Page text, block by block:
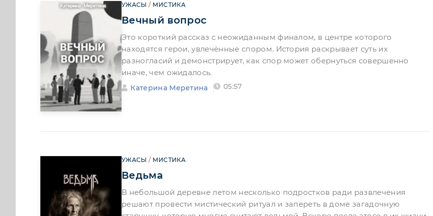
УЖАСЫ / МИСТИКА
Вечный вопрос
Это короткий рассказ с неожиданным финалом, в центре которого
находятся герои, увлечённые спором. История раскрывает суть их
разногласий и демонстрирует, как спор может обернуться совершенно
иначе, чем ожидалось.
Катерина Меретина 05:57
УЖАСЫ / МИСТИКА
Ведьма
В небольшой деревне летом несколько подростков ради развлечения
решают провести мистический ритуал и запереть в доме загадочную